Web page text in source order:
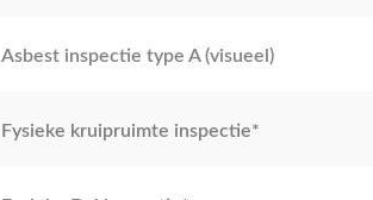
Asbest inspectie type A (visueel)
Fysieke kruipruimte inspectie*